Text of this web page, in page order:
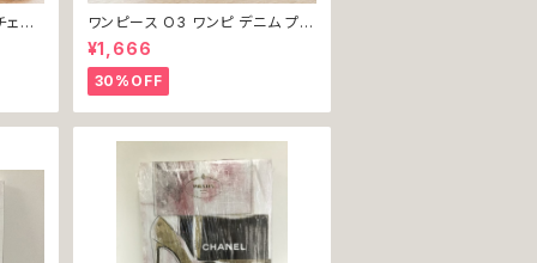
ッ
ワンピース O3 ワンピ デニム プリ
ーツ レース 女の子 犬 犬服 小型
猫 服 洋服 ペット dog ドッグウェ
ア おしゃれ かわいい 返品交換不
可
¥1,666
30%OFF